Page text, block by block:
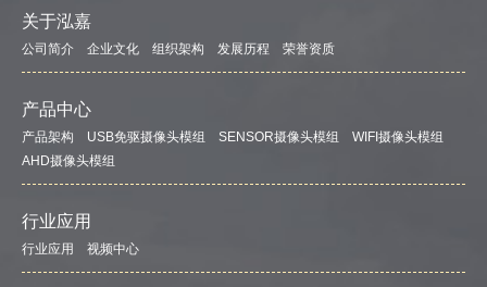
关于泓嘉
公司简介 企业文化 组织架构 发展历程 荣誉资质
产品中心
产品架构 USB免驱摄像头模组 SENSOR摄像头模组
WIFI摄像头模组
AHD摄像头模组
行业应用
行业应用 视频中心